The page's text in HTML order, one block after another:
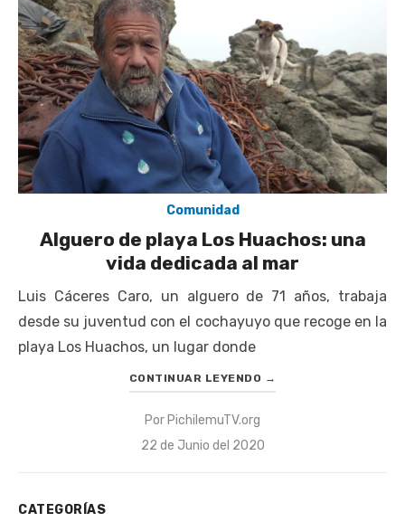
escuela comunitaria
Cóctel de Sábado: Emprendimiento y floricultura con María
Lina Fermandois y Luis Polanco
Seis comunas de O’Higgins inician la construcción
participativa del Plan Local de Restauración del Secano
Costero Nilahue
Torneo Arena Rimar 2026 definió a sus finalistas en su
Araneda
Comunidad
Alguero de playa Los Huachos: una
vida dedicada al mar
Luis Cáceres Caro, un alguero de 71 años, trabaja
desde su juventud con el cochayuyo que recoge en la
playa Los Huachos, un lugar donde
CONTINUAR LEYENDO →
Por PichilemuTV.org
Publicado
22 de Junio del 2020
CATEGORÍAS